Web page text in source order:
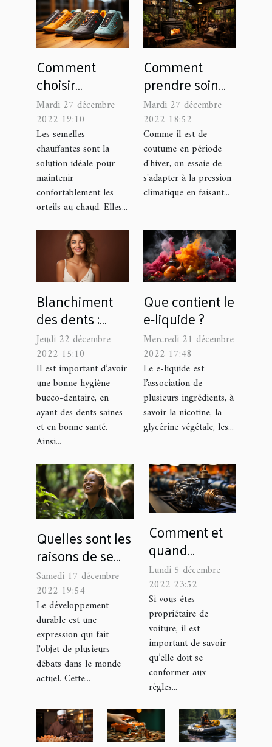
Comment
choisir
parfaitement
sa semelle
chauffante ?
Mardi 27 décembre
2022 19:10
Les semelles
chauffantes sont la
solution idéale pour
maintenir
confortablement les
orteils au chaud. Elles...
Comment
prendre soin
de votre poêle
à pétrole?
Mardi 27 décembre
2022 18:52
Comme il est de
coutume en période
d'hiver, on essaie de
s'adapter à la pression
climatique en faisant...
Blanchiment
des dents :
quelles sont les
solutions
naturelles pour
des dents
éclatantes ?
Jeudi 22 décembre
2022 15:10
Il est important d’avoir
une bonne hygiène
bucco-dentaire, en
ayant des dents saines
et en bonne santé.
Ainsi...
Que contient le
e-liquide ?
Mercredi 21 décembre
2022 17:48
Le e-liquide est
l’association de
plusieurs ingrédients, à
savoir la nicotine, la
glycérine végétale, les...
Quelles sont les
raisons de se
former aux
métiers de
l’environnement
et du
développement
durable ?
Samedi 17 décembre
2022 19:54
Le développement
durable est une
expression qui fait
l'objet de plusieurs
débats dans le monde
actuel. Cette...
Comment et
quand
remplacer la
vanne EGR de
sa voiture ?
Lundi 5 décembre
2022 23:52
Si vous êtes
propriétaire de
voiture, il est
important de savoir
qu’elle doit se
conformer aux
règles...